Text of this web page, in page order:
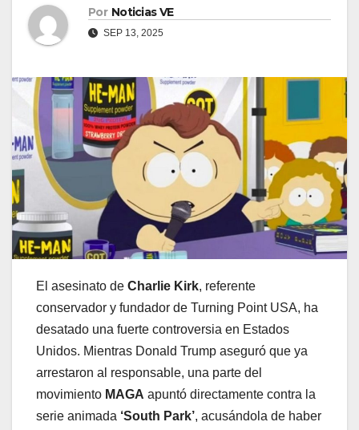
Por Noticias VE
SEP 13, 2025
El asesinato de Charlie Kirk, referente
conservador y fundador de Turning Point USA, ha
desatado una fuerte controversia en Estados
Unidos. Mientras Donald Trump aseguró que ya
arrestaron al responsable, una parte del
movimiento MAGA apuntó directamente contra la
serie animada ‘South Park’, acusándola de haber